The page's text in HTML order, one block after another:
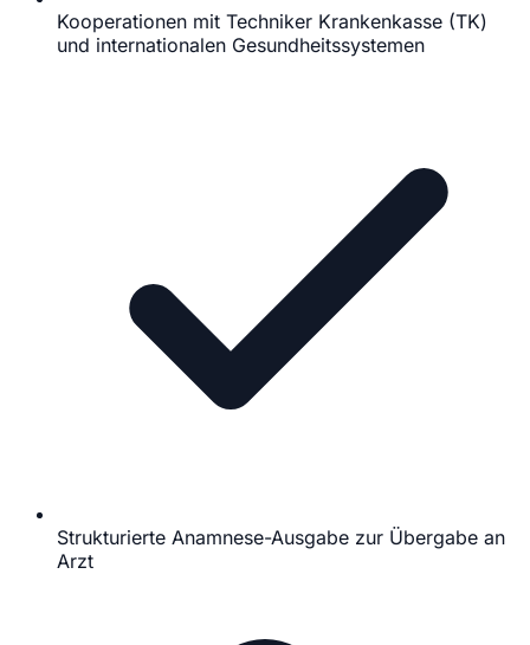
Kooperationen mit Techniker Krankenkasse (TK)
und internationalen Gesundheitssystemen
Strukturierte Anamnese-Ausgabe zur Übergabe an
Arzt